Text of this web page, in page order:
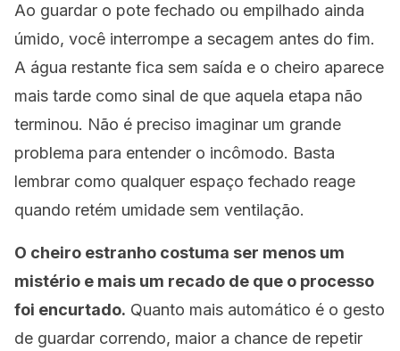
Ao guardar o pote fechado ou empilhado ainda
úmido, você interrompe a secagem antes do fim.
A água restante fica sem saída e o cheiro aparece
mais tarde como sinal de que aquela etapa não
terminou. Não é preciso imaginar um grande
problema para entender o incômodo. Basta
lembrar como qualquer espaço fechado reage
quando retém umidade sem ventilação.
O cheiro estranho costuma ser menos um
mistério e mais um recado de que o processo
foi encurtado. Quanto mais automático é o gesto
de guardar correndo, maior a chance de repetir